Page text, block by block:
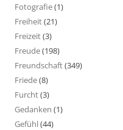
Fotografie(1)
Freiheit(21)
Freizeit(3)
Freude(198)
Freundschaft(349)
Friede(8)
Furcht(3)
Gedanken (1)
Gefühl(44)